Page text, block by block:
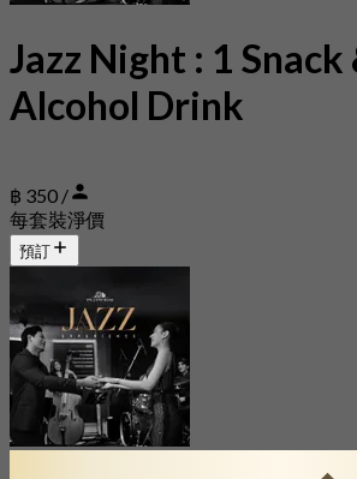
Jazz Night : 1 Snack
Alcohol Drink
฿ 350 /
每套裝淨價
預訂